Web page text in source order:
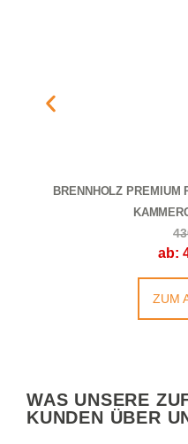
BRENNHOLZ PREMIUM
ab:
ZUM
WAS UNSERE
KUNDEN ÜBER